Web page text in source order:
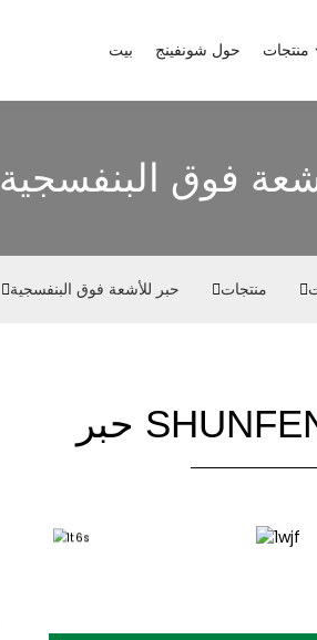
بيت حول شونفينج منتجات
فوق البنفسجية
منتجات حبر للأشعة فوق البنفسجية